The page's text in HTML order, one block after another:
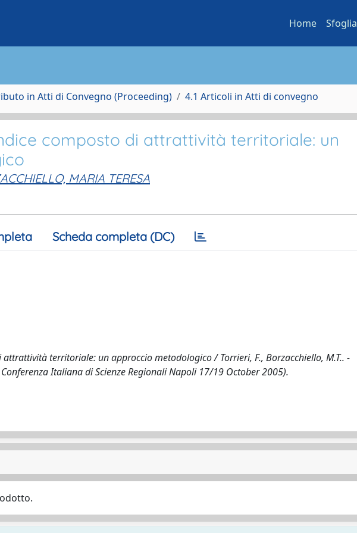
Home Sfoglia
in Atti di Convegno (Proceeding) 4.1 Articoli in Atti di convegno
composto di attrattività territoriale: un
MARIA TERESA
Scheda completa (DC)
territoriale: un approccio metodologico / Torrieri, F., Borzacchiello, M.T.. -
Conferenza Italiana di Scienze Regionali Napoli 17/19 October 2005).